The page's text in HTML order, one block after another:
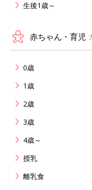
生後1歳～
赤ちゃん・育児
0歳
1歳
2歳
3歳
4歳～
授乳
離乳食